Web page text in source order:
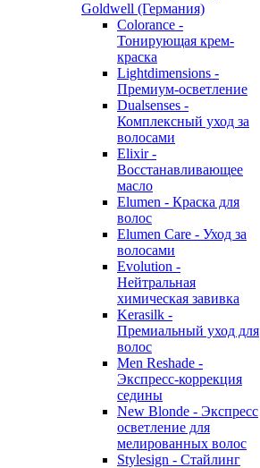
Goldwell (Германия)
Colorance -
Тонирующая крем-
краска
Lightdimensions -
Премиум-осветление
Dualsenses -
Комплексный уход за
волосами
Elixir -
Восстанавливающее
масло
Elumen - Краска для
волос
Elumen Care - Уход за
волосами
Evolution -
Нейтральная
химическая завивка
Kerasilk -
Премиальный уход для
волос
Men Reshade -
Экспресс-коррекция
седины
New Blonde - Экспресс
осветление для
мелированных волос
Stylesign - Стайлинг